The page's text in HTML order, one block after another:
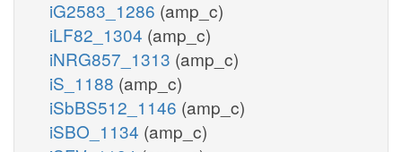
iG2583_1286 (amp_c)
iLF82_1304 (amp_c)
iNRG857_1313 (amp_c)
iS_1188 (amp_c)
iSbBS512_1146 (amp_c)
iSBO_1134 (amp_c)